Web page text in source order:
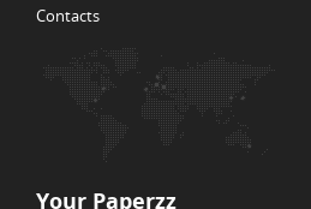
Contacts
Your Paperzz